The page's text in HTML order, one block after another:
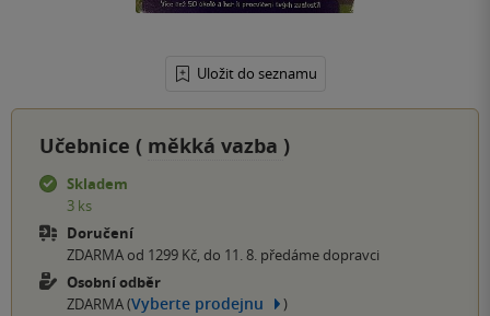
Uložit do seznamu
Učebnice ( měkká vazba )
Skladem
3 ks
Doručení
ZDARMA od 1299 Kč, do 11. 8. předáme dopravci
Osobní odběr
ZDARMA (Vyberte prodejnu )